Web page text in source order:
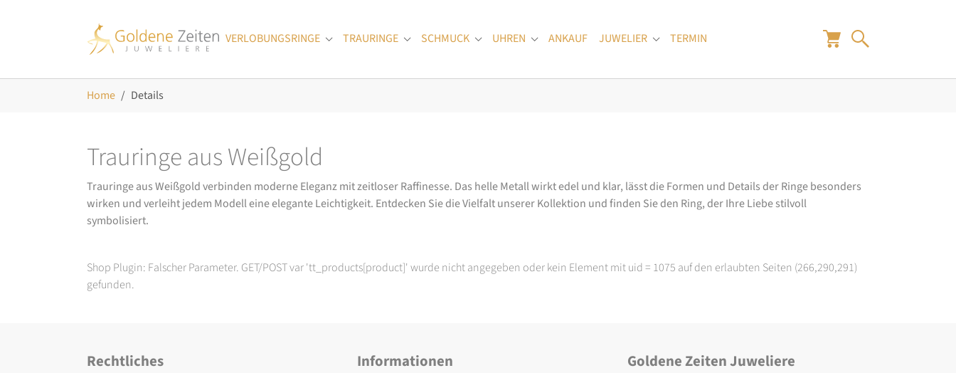
VERLOBUNGSRINGE
Submenu for "Verlobungsringe"
TRAURINGE Submenu for "Trauringe"
SCHMUCK Submenu for "Schmuck"
UHREN Submenu for "Uhren"
ANKAUF JUWELIER Submenu for "Juwelier"
TERMIN
Home Details
Trauringe aus Weißgold
Trauringe aus Weißgold verbinden moderne Eleganz mit zeitloser Raffinesse. Das helle Metall wirkt edel und klar, lässt die Formen und Details der Ringe besonders
wirken und verleiht jedem Modell eine elegante Leichtigkeit. Entdecken Sie die Vielfalt unserer Kollektion und finden Sie den Ring, der Ihre Liebe stilvoll
symbolisiert.
Shop Plugin: Falscher Parameter. GET/POST var 'tt_products[product]' wurde nicht angegeben oder kein Element mit uid = 1075 auf den erlaubten Seiten (266,290,291)
gefunden.
Rechtliches Informationen Goldene Zeiten Juweliere